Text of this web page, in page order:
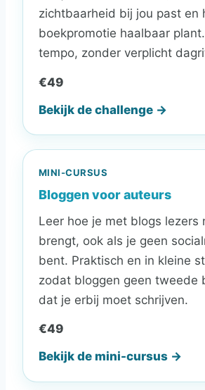
zichtbaarheid bij jou past en
boekpromotie haalbaar
tempo, zonder verplicht
€49
Bekijk de challenge →
MINI-CURSUS
Bloggen voor auteurs
Leer hoe je met blogs lezers
brengt, ook als je geen
bent. Praktisch en in kleine
zodat bloggen geen tweede
dat je erbij moet schrijven.
€49
Bekijk de mini-cursus →